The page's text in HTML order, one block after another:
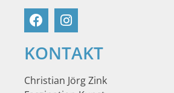
KONTAKT
Christian Jörg Zink